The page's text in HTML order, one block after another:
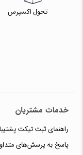
تحول اکسپرس
خدمات مشتریان
راهنمای ثبت تیکت
پاسخ به پرسش‌های